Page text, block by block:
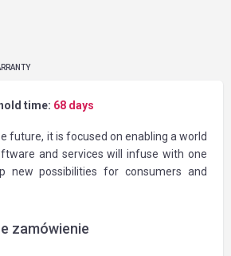
time: 68 days
future, it is focused on enabling a world
and services will infuse with one
new possibilities for consumers and
zamówienie